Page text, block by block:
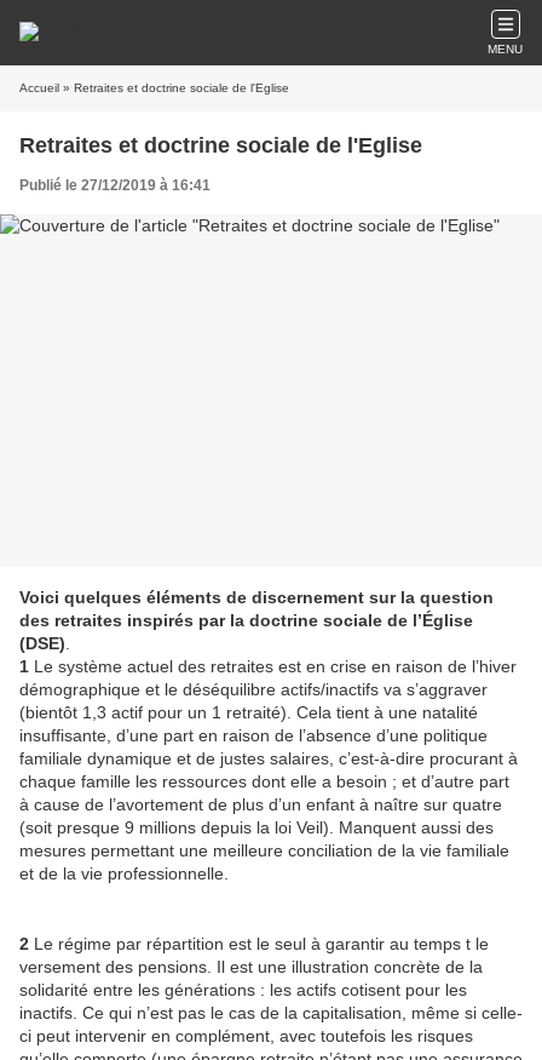
MENU
Accueil » Retraites et doctrine sociale de l'Eglise
Retraites et doctrine sociale de l'Eglise
Publié le 27/12/2019 à 16:41
Voici quelques éléments de discernement sur la question
des retraites inspirés par la doctrine sociale de l’Église
(DSE)
1 Le système actuel des retraites est en crise en raison de l’hiver
démographique et le déséquilibre actifs/inactifs va s’aggraver
(bientôt 1,3 actif pour un 1 retraité). Cela tient à une natalité
insuffisante, d’une part en raison de l’absence d’une politique
familiale dynamique et de justes salaires, c’est-à-dire procurant à
chaque famille les ressources dont elle a besoin ; et d’autre part
à cause de l’avortement de plus d’un enfant à naître sur quatre
(soit presque 9 millions depuis la loi Veil). Manquent aussi des
mesures permettant une meilleure conciliation de la vie familiale
et de la vie professionnelle.
2 Le régime par répartition est le seul à garantir au temps t le
versement des pensions. Il est une illustration concrète de la
solidarité entre les générations : les actifs cotisent pour les
inactifs. Ce qui n’est pas le cas de la capitalisation, même si celle-
ci peut intervenir en complément, avec toutefois les risques